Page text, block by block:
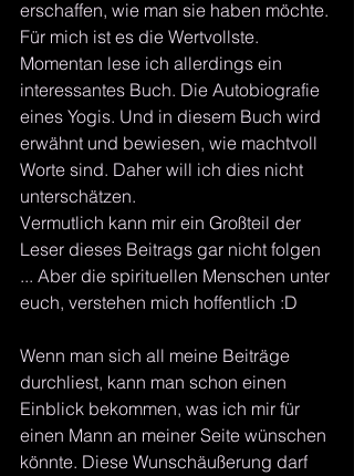
erschaffen, wie man sie haben möchte.
Für mich ist es die Wertvollste.
Momentan lese ich allerdings ein
interessantes Buch. Die Autobiografie
eines Yogis. Und in diesem Buch wird
erwähnt und bewiesen, wie machtvoll
Worte sind. Daher will ich dies nicht
unterschätzen.
Vermutlich kann mir ein Großteil der
Leser dieses Beitrags gar nicht folgen
... Aber die spirituellen Menschen unter
euch, verstehen mich hoffentlich :D
Wenn man sich all meine Beiträge
durchliest, kann man schon einen
Einblick bekommen, was ich mir für
einen Mann an meiner Seite wünschen
könnte. Diese Wunschäußerung darf